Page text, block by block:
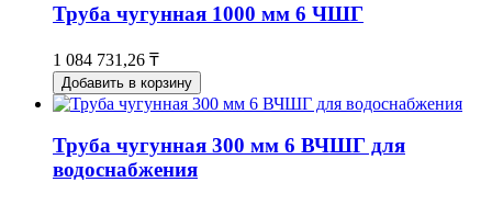
Труба чугунная 1000 мм 6 ЧШГ
1 084 731,26 ₸
Добавить в корзину
Труба чугунная 300 мм 6 ВЧШГ для
водоснабжения